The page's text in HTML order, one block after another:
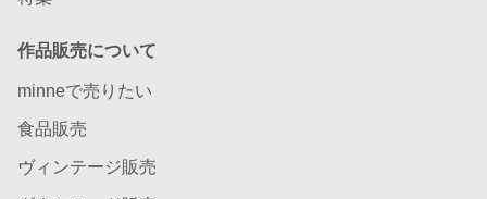
作品販売について
minneで売りたい
食品販売
ヴィンテージ販売